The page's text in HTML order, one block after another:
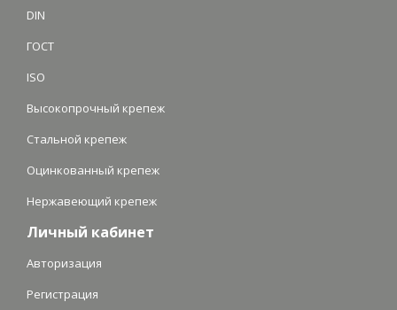
DIN
ГОСТ
ISO
Высокопрочный крепеж
Стальной крепеж
Оцинкованный крепеж
Нержавеющий крепеж
Личный кабинет
Авторизация
Регистрация